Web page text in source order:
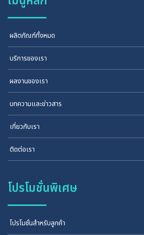
ผลิตภัณฑ์ทั้งหมด
บริการของเรา
ผลงานของเรา
บทความและข่าวสาร
เกี่ยวกับเรา
ติดต่อเรา
โปรโมชั่นพิเศษ
โปรโมชั่นสำหรับลูกค้า